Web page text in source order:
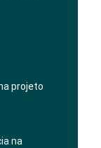
projeto
na